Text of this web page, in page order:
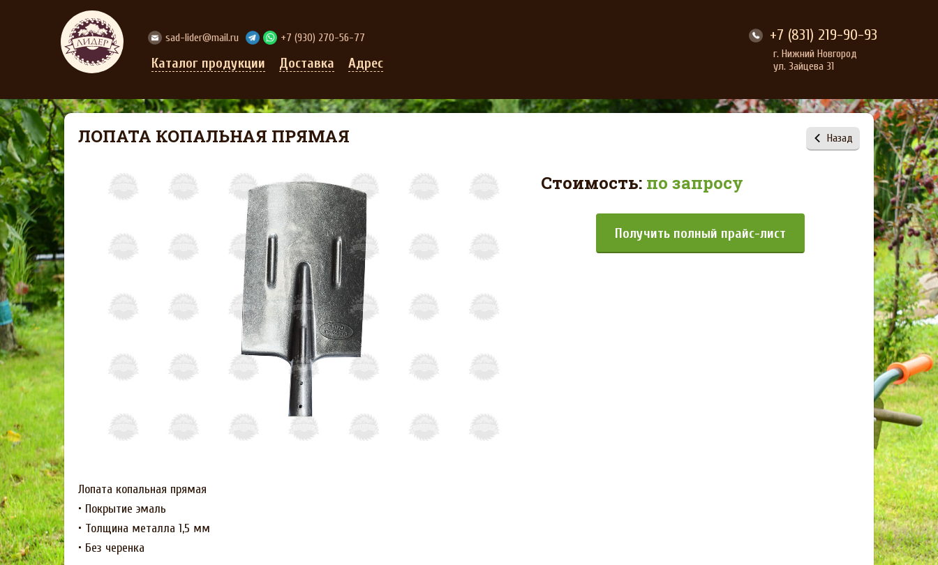
sad-lider@mail.ru +7 (930) 270-56-77
Каталог продукции Доставка Адрес
+7 (831) 219-90-93
г. Нижний Новгород
ул. Зайцева 31
ЛОПАТА КОПАЛЬНАЯ ПРЯМАЯ Назад
Стоимость: по запросу
Получить полный прайс-лист
Лопата копальная прямая
• Покрытие эмаль
• Толщина металла 1,5 мм
• Без черенка